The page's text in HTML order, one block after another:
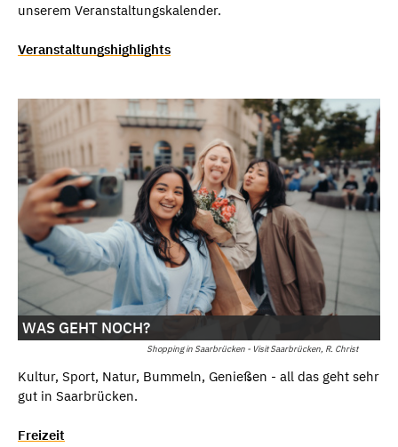
unserem Veranstaltungskalender.
Veranstaltungshighlights
Shopping in Saarbrücken - Visit Saarbrücken, R. Christ
WAS GEHT NOCH?
Kultur, Sport, Natur, Bummeln, Genießen - all das geht sehr
gut in Saarbrücken.
Freizeit